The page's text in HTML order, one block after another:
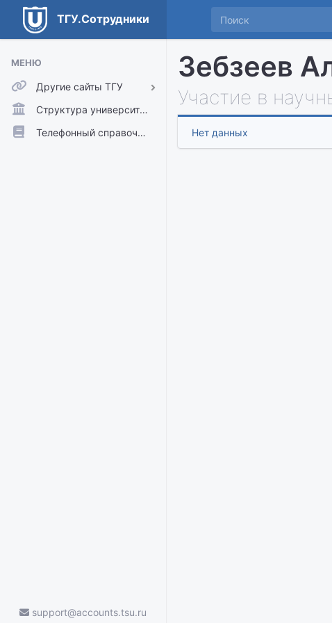
ТГУ.Сотрудники
МЕНЮ
Другие сайты ТГУ
ТГУ.Аккаунты
ТГУ.Расписание
Структура университета
Телефонный справочник
support@accounts.tsu.ru
Зебзеев
Участие в
Нет данных